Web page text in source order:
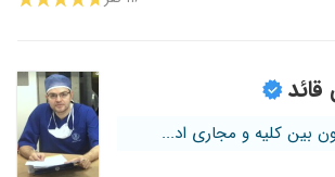
بین کلیه و مجاری اد...